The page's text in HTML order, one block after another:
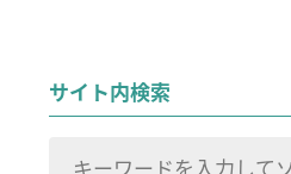
サイト内検索